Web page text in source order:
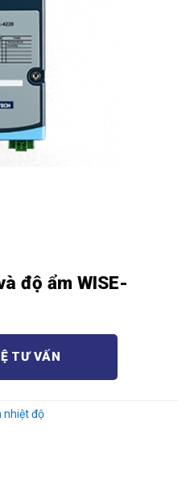
độ ẩm WISE-
TƯ VẤN
nhiệt độ